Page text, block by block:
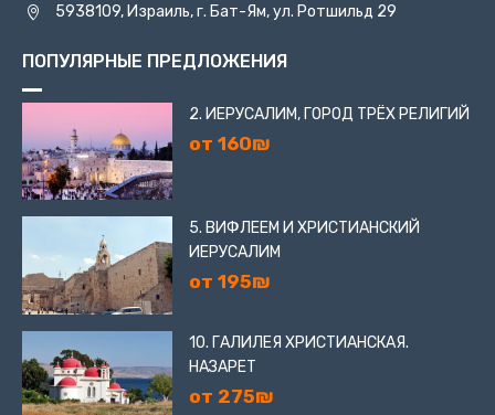
5938109, Израиль, г. Бат-Ям, ул. Ротшильд 29
ПОПУЛЯРНЫЕ ПРЕДЛОЖЕНИЯ
2. ИЕРУСАЛИМ, ГОРОД ТРЁХ РЕЛИГИЙ
от 160₪
5. ВИФЛЕЕМ И ХРИСТИАНСКИЙ
ИЕРУСАЛИМ
от 195₪
10. ГАЛИЛЕЯ ХРИСТИАНСКАЯ.
НАЗАРЕТ
от 275₪